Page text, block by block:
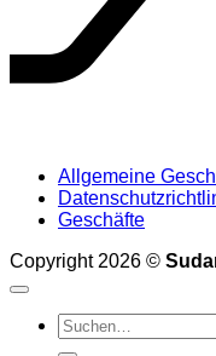
Allgemeine
Geschäfte
Copyright 2026 ©
Suche
nach: